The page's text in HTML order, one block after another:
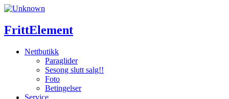
Skip
content
FrittElement
Nettbutikk
Paraglider
Sesong slutt salg!!
Foto
Betingelser
Service